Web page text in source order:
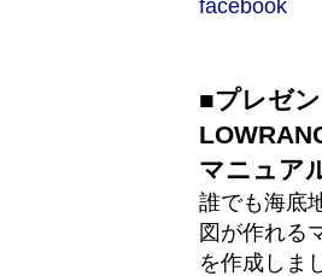
facebook
■プレゼ
マニュア
誰でも海底
図が作れる
を作成しま